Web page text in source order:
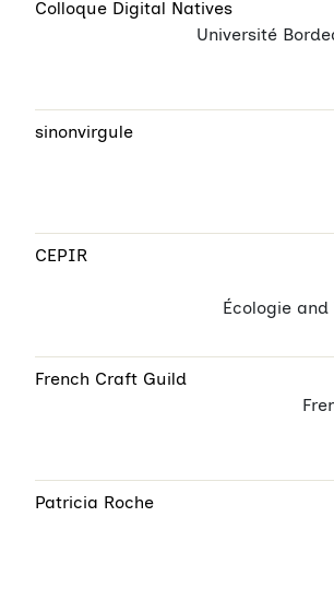
Colloque Digital Natives
Université
sinonvirgule
CEPIR
Écologie
French Craft Guild
Patricia Roche